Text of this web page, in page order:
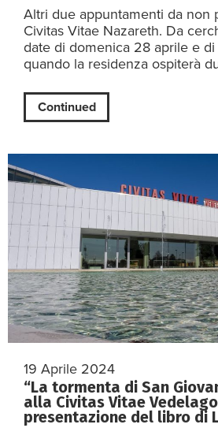
Altri due appuntamenti da non
Civitas Vitae Nazareth. Da
date di domenica 28 aprile e
quando la residenza ospiterà
Continued
19 Aprile 2024
“La tormenta di San
alla Civitas Vitae
presentazione del libro di